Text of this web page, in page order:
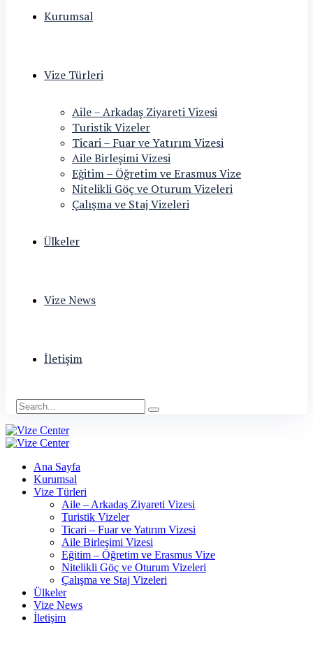
Kurumsal
Vize Türleri
Aile – Arkadaş Ziyareti Vizesi
Turistik Vizeler
Ticari – Fuar ve Yatırım Vizesi
Aile Birleşimi Vizesi
Eğitim – Öğretim ve Erasmus Vize
Nitelikli Göç ve Oturum Vizeleri
Çalışma ve Staj Vizeleri
Ülkeler
Vize News
İletişim
Ana Sayfa
Kurumsal
Vize Türleri
Aile – Arkadaş Ziyareti Vizesi
Turistik Vizeler
Ticari – Fuar ve Yatırım Vizesi
Aile Birleşimi Vizesi
Eğitim – Öğretim ve Erasmus Vize
Nitelikli Göç ve Oturum Vizeleri
Çalışma ve Staj Vizeleri
Ülkeler
Vize News
İletişim